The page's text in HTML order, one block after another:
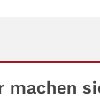
2026
machen